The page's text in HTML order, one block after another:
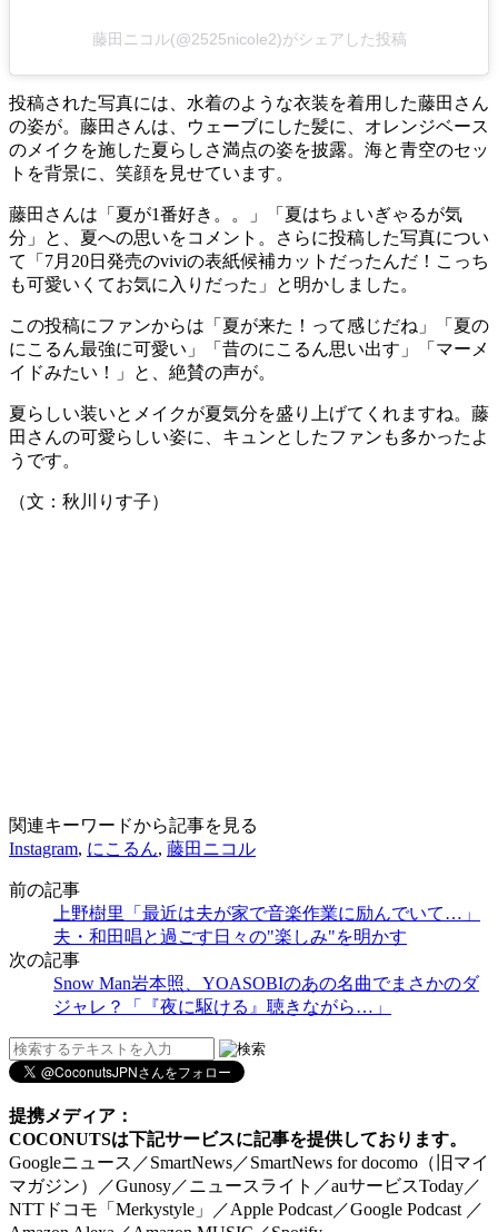
藤田ニコル(@2525nicole2)がシェアした投稿
投稿された写真には、水着のような衣装を着用した藤田さん
の姿が。藤田さんは、ウェーブにした髪に、オレンジベース
のメイクを施した夏らしさ満点の姿を披露。海と青空のセッ
トを背景に、笑顔を見せています。
藤田さんは「夏が1番好き。。」「夏はちょいぎゃるが気
分」と、夏への思いをコメント。さらに投稿した写真につい
て「7月20日発売のviviの表紙候補カットだったんだ！こっち
も可愛いくてお気に入りだった」と明かしました。
この投稿にファンからは「夏が来た！って感じだね」「夏の
にこるん最強に可愛い」「昔のにこるん思い出す」「マーメ
イドみたい！」と、絶賛の声が。
夏らしい装いとメイクが夏気分を盛り上げてくれますね。藤
田さんの可愛らしい姿に、キュンとしたファンも多かったよ
うです。
（文：秋川りす子）
関連キーワードから記事を見る
Instagram, にこるん, 藤田ニコル
前の記事
上野樹里「最近は夫が家で音楽作業に励んでいて…」
夫・和田唱と過ごす日々の"楽しみ"を明かす
次の記事
Snow Man岩本照、YOASOBIのあの名曲でまさかのダ
ジャレ？「『夜に駆ける』聴きながら…」
提携メディア：
COCONUTSは下記サービスに記事を提供しております。
Googleニュース／SmartNews／SmartNews for docomo（旧マイ
マガジン）／Gunosy／ニュースライト／auサービスToday／
NTTドコモ「Merkystyle」／Apple Podcast／Google Podcast ／